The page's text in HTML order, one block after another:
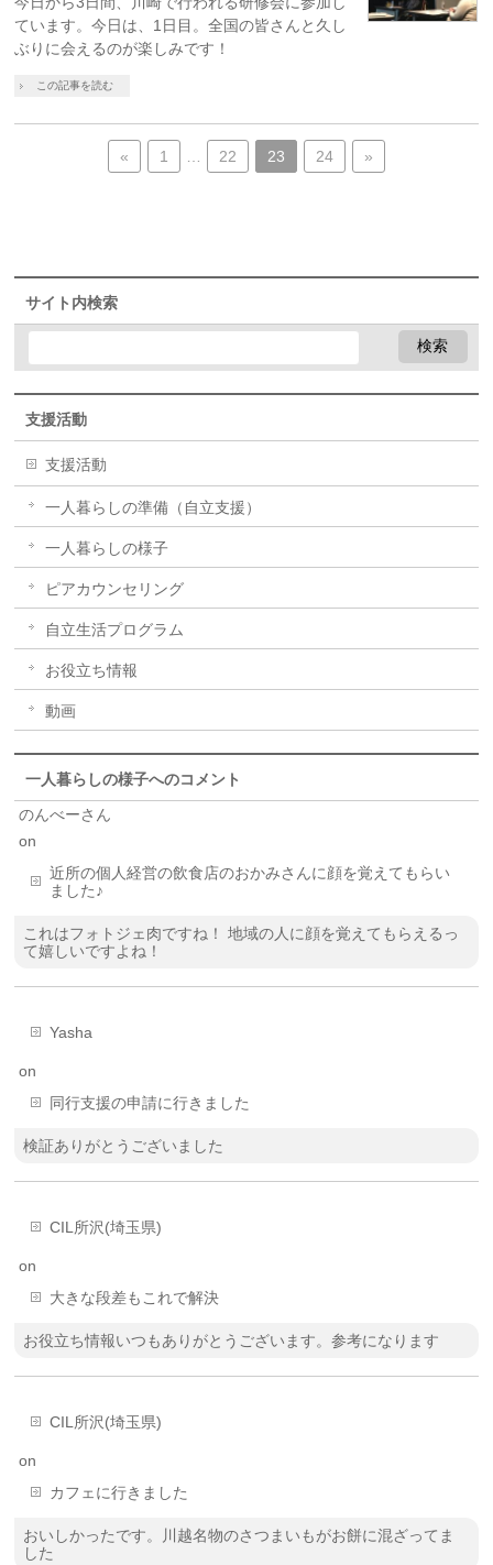
ています。今日は、1日目。全国の皆さんと久し
ぶりに会えるのが楽しみです！
この記事を読む
« 1 22 23 24 »
サイト内検索
支援活動
支援活動
一人暮らしの準備（自立支援）
一人暮らしの様子
ピアカウンセリング
自立生活プログラム
お役立ち情報
動画
一人暮らしの様子へのコメント
のんべーさん
on
近所の個人経営の飲食店のおかみさんに顔を覚えてもらい
ました♪
これはフォトジェ肉ですね！ 地域の人に顔を覚えてもらえるっ
て嬉しいですよね！
Yasha
on
同行支援の申請に行きました
検証ありがとうございました
CIL所沢(埼玉県)
on
大きな段差もこれで解決
お役立ち情報いつもありがとうございます。参考になります
CIL所沢(埼玉県)
on
カフェに行きました
おいしかったです。川越名物のさつまいもがお餅に混ざってま
した